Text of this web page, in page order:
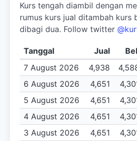
Kurs tengah diambil dengan
rumus kurs jual ditambah kurs
dibagi dua. Follow twitter
Tanggal Jual
7 August 2026
4,938
6 August 2026
4,651
5 August 2026
4,651
4 August 2026
4,651
3 August 2026
4,651